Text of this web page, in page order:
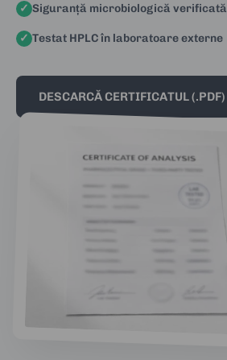
✓ Siguranță microbiologică verificată
✓ Testat HPLC în laboratoare externe
DESCARCĂ CERTIFICATUL (.PDF)